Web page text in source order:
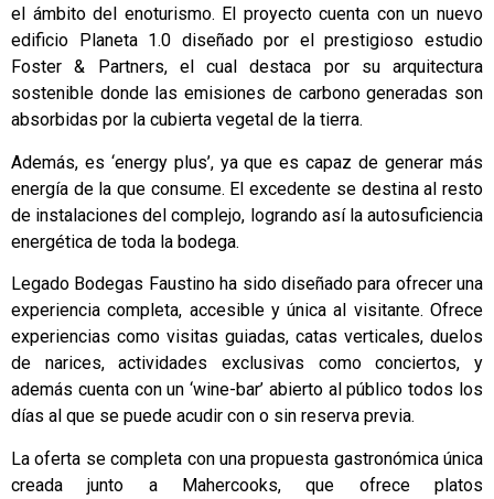
el ámbito del enoturismo. El proyecto cuenta con un nuevo
edificio Planeta 1.0 diseñado por el prestigioso estudio
Foster & Partners, el cual destaca por su arquitectura
sostenible donde las emisiones de carbono generadas son
absorbidas por la cubierta vegetal de la tierra.
Además, es ‘energy plus’, ya que es capaz de generar más
energía de la que consume. El excedente se destina al resto
de instalaciones del complejo, logrando así la autosuficiencia
energética de toda la bodega.
Legado Bodegas Faustino ha sido diseñado para ofrecer una
experiencia completa, accesible y única al visitante. Ofrece
experiencias como visitas guiadas, catas verticales, duelos
de narices, actividades exclusivas como conciertos, y
además cuenta con un ‘wine-bar’ abierto al público todos los
días al que se puede acudir con o sin reserva previa.
La oferta se completa con una propuesta gastronómica única
creada junto a Mahercooks, que ofrece platos